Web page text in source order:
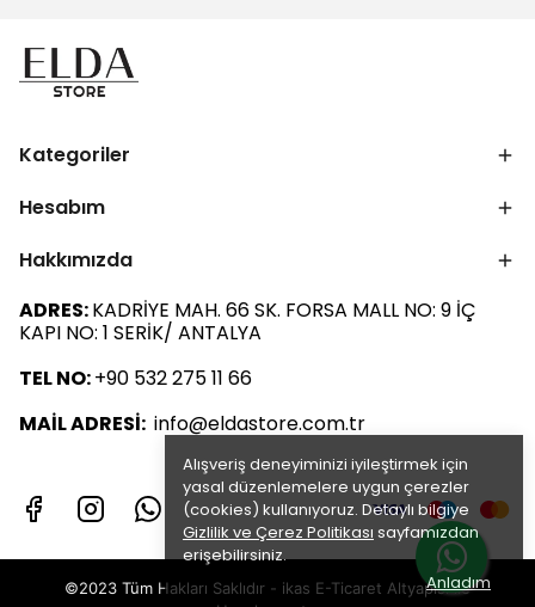
Alışveriş deneyiminizi iyileştirmek için
yasal düzenlemelere uygun çerezler
(cookies) kullanıyoruz. Detaylı bilgiye
Gizlilik ve Çerez Politikası sayfamızdan
erişebilirsiniz.
Anladım
Kategoriler
Hesabım
Hakkımızda
ADRES:KADRİYE MAH. 66 SK. FORSA MALL NO: 9 İÇ
KAPI NO: 1 SERİK/ ANTALYA
TEL NO:+90 532 275 11 66
MAİL ADRESİ: info@eldastore.com.tr
©2023 Tüm Hakları Saklıdır - ikas E-Ticaret Altyapısı ile